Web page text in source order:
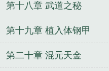
第十八章 武道之秘
第十九章 植入体钢甲
第二十章 混元天金